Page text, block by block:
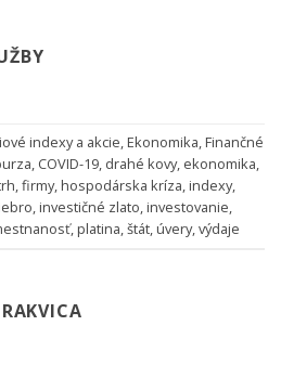
indexy a akcie,Ekonomika,Finančné
, COVID-19, drahé kovy, ekonomika,
,firmy,hospodárska kríza,indexy,
,investičné zlato,investovanie,
,platina,štát,úvery,výdaje